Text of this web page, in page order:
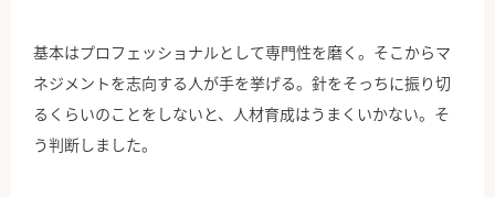
基本はプロフェッショナルとして専門性を磨く。そこからマ
ネジメントを志向する人が手を挙げる。針をそっちに振り切
るくらいのことをしないと、人材育成はうまくいかない。そ
う判断しました。